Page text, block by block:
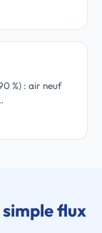
%) : air neuf
flux